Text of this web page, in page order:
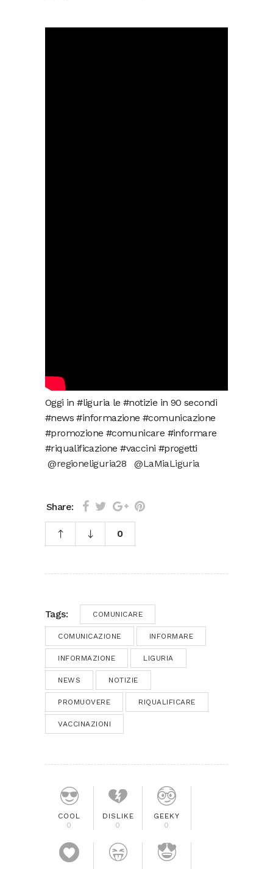
Oggi in #liguria le #notizie in 90 secondi
#news #informazione #comunicazione
#promozione #comunicare #informare
#riqualificazione #vaccini #progetti
@regioneliguria28
@LaMiaLiguria
Share:
0
Tags: COMUNICARE
COMUNICAZIONE INFORMARE
INFORMAZIONE LIGURIA
NEWS NOTIZIE
PROMUOVERE RIQUALIFICARE
VACCINAZIONI
COOL
0
DISLIKE
0
GEEKY
0